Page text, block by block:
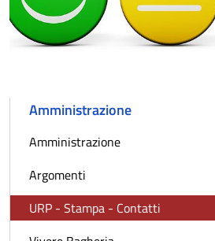
Amministrazione
Amministrazione
Argomenti
URP - Stampa - Contatti